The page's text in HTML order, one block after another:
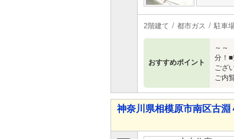
2階建て 都市ガス 駐車
おすすめポイント
～～
分！
ござ
ご内
神奈川県相模原市南区古